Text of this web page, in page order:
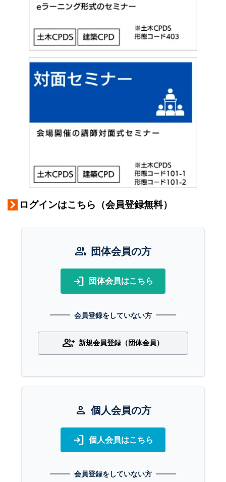
ログインはこちら（会員登録無料）
group 団体会員の方
login 団体会員はこちら
会員登録をしていない方
group_add 新規会員登録（団体会員）
person 個人会員の方
login 個人会員はこちら
会員登録をしていない方